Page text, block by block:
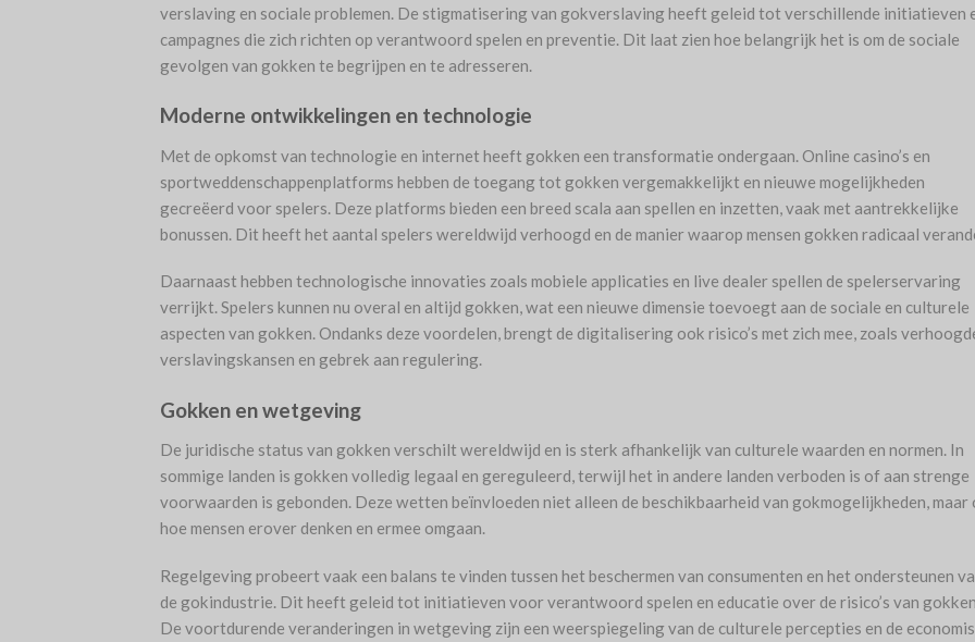
verslaving en sociale problemen. De stigmatisering van gokverslaving heeft geleid tot verschillende initiatieven
campagnes die zich richten op verantwoord spelen en preventie. Dit laat zien hoe belangrijk het is om de sociale
gevolgen van gokken te begrijpen en te adresseren.
Moderne ontwikkelingen en technologie
Met de opkomst van technologie en internet heeft gokken een transformatie ondergaan. Online casino’s en
sportweddenschappenplatforms hebben de toegang tot gokken vergemakkelijkt en nieuwe mogelijkheden
gecreëerd voor spelers. Deze platforms bieden een breed scala aan spellen en inzetten, vaak met aantrekkelijke
bonussen. Dit heeft het aantal spelers wereldwijd verhoogd en de manier waarop mensen gokken radicaal
Daarnaast hebben technologische innovaties zoals mobiele applicaties en live dealer spellen de spelerservaring
verrijkt. Spelers kunnen nu overal en altijd gokken, wat een nieuwe dimensie toevoegt aan de sociale en culturele
aspecten van gokken. Ondanks deze voordelen, brengt de digitalisering ook risico’s met zich mee, zoals
verslavingskansen en gebrek aan regulering.
Gokken en wetgeving
De juridische status van gokken verschilt wereldwijd en is sterk afhankelijk van culturele waarden en normen. In
sommige landen is gokken volledig legaal en gereguleerd, terwijl het in andere landen verboden is of aan strenge
voorwaarden is gebonden. Deze wetten beïnvloeden niet alleen de beschikbaarheid van gokmogelijkheden, maar
hoe mensen erover denken en ermee omgaan.
Regelgeving probeert vaak een balans te vinden tussen het beschermen van consumenten en het ondersteunen
de gokindustrie. Dit heeft geleid tot initiatieven voor verantwoord spelen en educatie over de risico’s van
De voortdurende veranderingen in wetgeving zijn een weerspiegeling van de culturele percepties en de